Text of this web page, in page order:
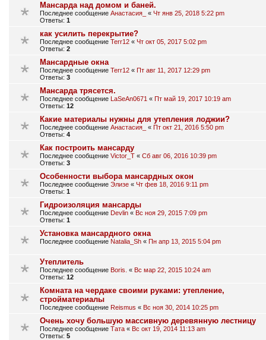
Мансарда над домом и баней.
Последнее сообщение Анастасия_ « Чт янв 25, 2018 5:22 pm
Ответы: 1
как усилить перекрытие?
Последнее сообщение Terr12 « Чт окт 05, 2017 5:02 pm
Ответы: 2
Мансардные окна
Последнее сообщение Terr12 « Пт авг 11, 2017 12:29 pm
Ответы: 3
Мансарда трясется.
Последнее сообщение LaSeAn0671 « Пт май 19, 2017 10:19 am
Ответы: 12
Какие материалы нужны для утепления лоджии?
Последнее сообщение Анастасия_ « Пт окт 21, 2016 5:50 pm
Ответы: 4
Как построить мансарду
Последнее сообщение Victor_T « Сб авг 06, 2016 10:39 pm
Ответы: 3
Особенности выбора мансардных окон
Последнее сообщение Элизе « Чт фев 18, 2016 9:11 pm
Ответы: 1
Гидроизоляция мансарды
Последнее сообщение Devlin « Вс ноя 29, 2015 7:09 pm
Ответы: 1
Установка мансардного окна
Последнее сообщение Natalia_Sh « Пн апр 13, 2015 5:04 pm
Утеплитель
Последнее сообщение Boris. « Вс мар 22, 2015 10:24 am
Ответы: 12
Комната на чердаке своими руками: утепление,
стройматериалы
Последнее сообщение Reismus « Вс ноя 30, 2014 10:25 pm
Очень хочу большую массивную деревянную лестницу
Последнее сообщение Тата « Вс окт 19, 2014 11:13 am
Ответы: 5